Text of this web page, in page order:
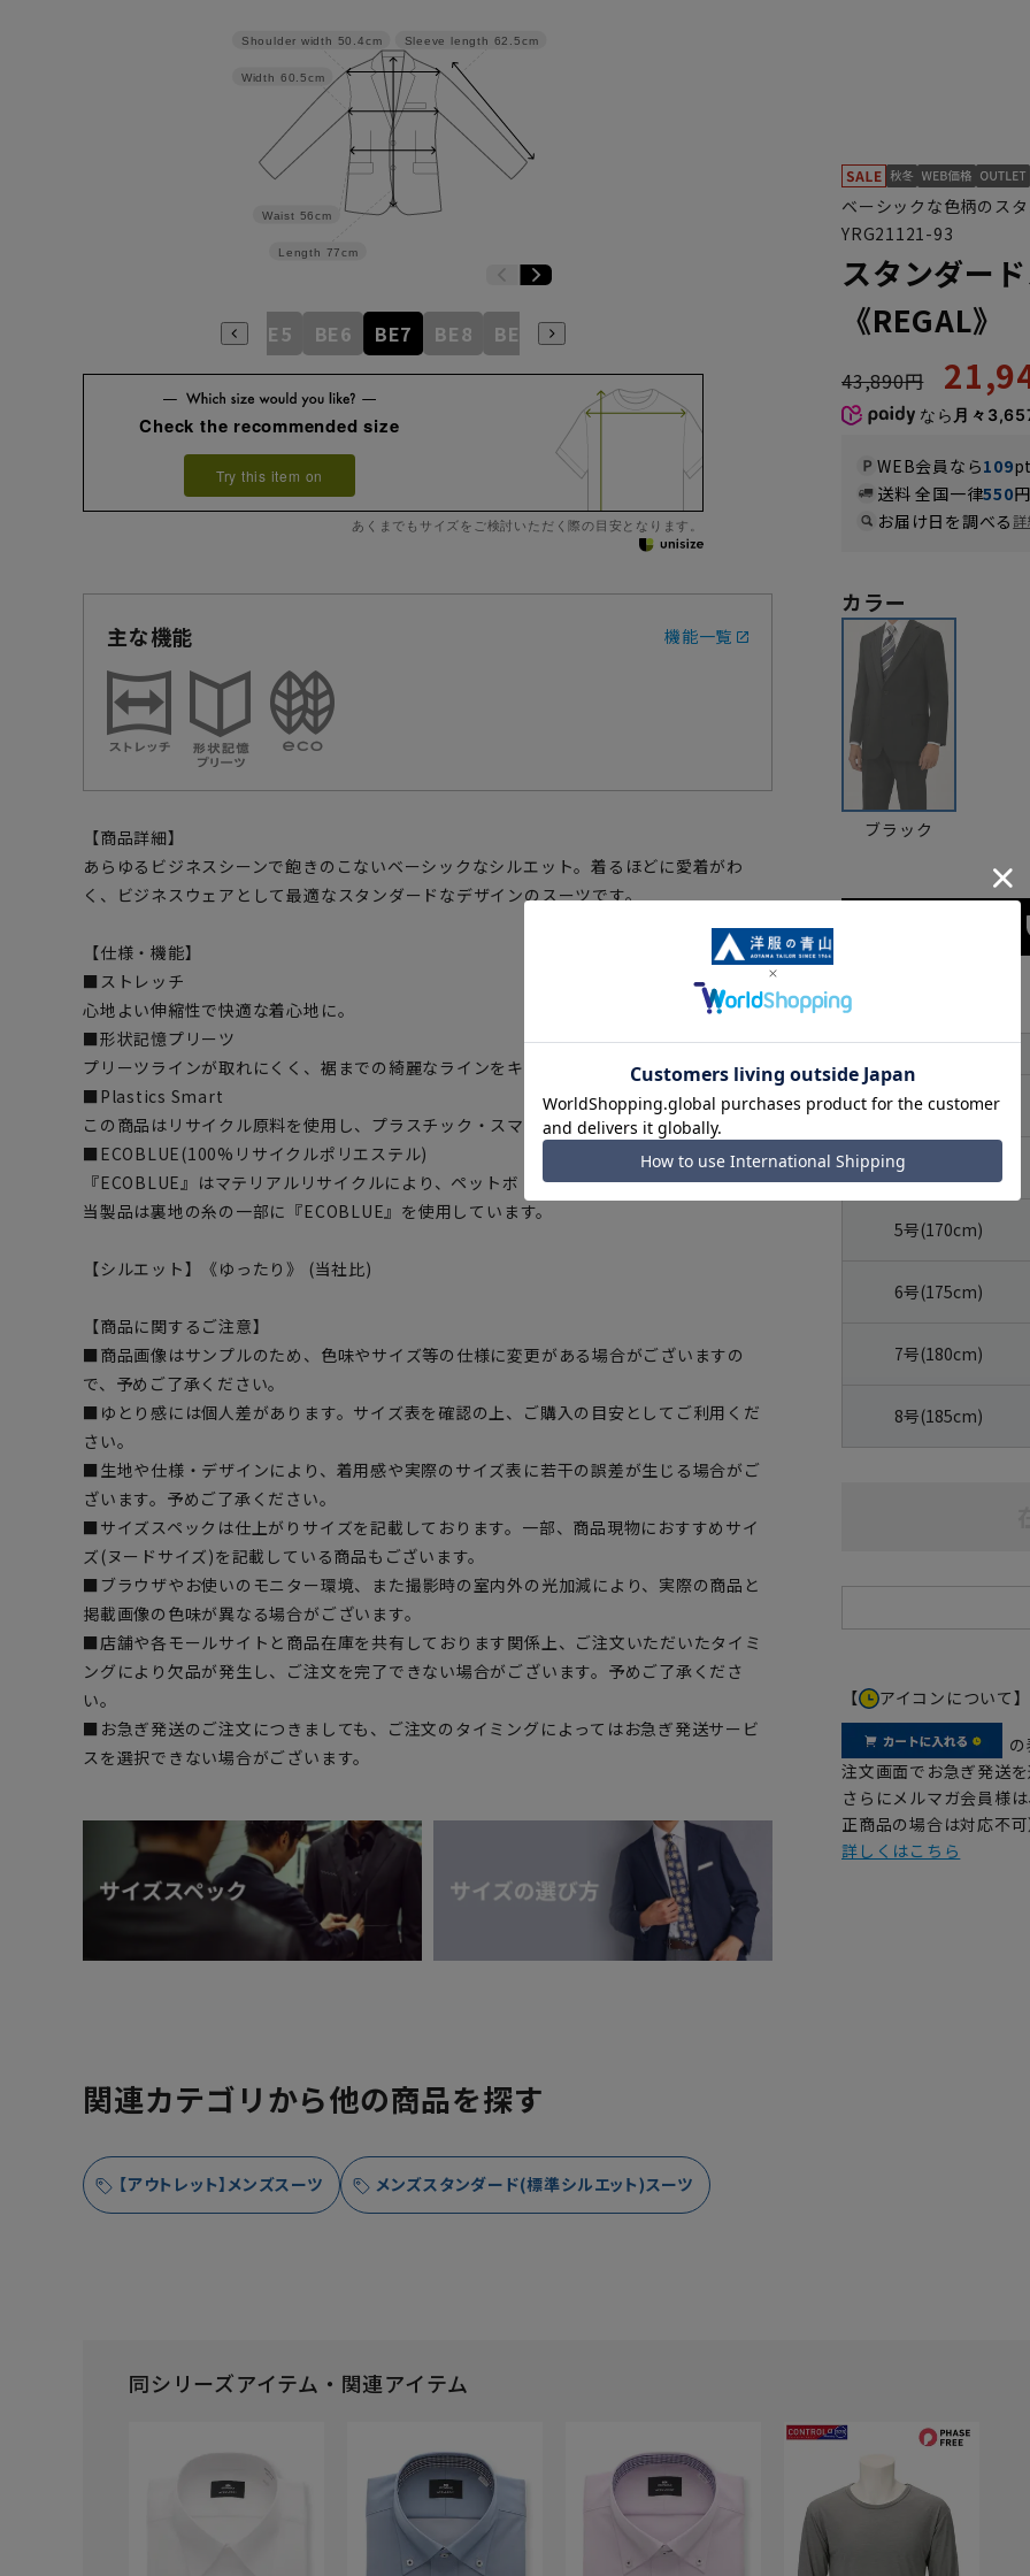
Sleeve length 62.5cm
Length 77cm
Waist 56cm
Width 60.5cm
Shoulder width 50.4cm
BE4 BE5 BE6 BE7 BE8 BE9 BE10 E8 E9 E10
Check the recommended size
Try this item on
あくまでもサイズをご検討いただく際の目安となります。
主な機能 機能一覧
【商品詳細】
あらゆるビジネスシーンで飽きのこないベーシックなシルエット。着るほどに愛着がわ
く、ビジネスウェアとして最適なスタンダードなデザインのスーツです。
【仕様・機能】
■ストレッチ
心地よい伸縮性で快適な着心地に。
■形状記憶プリーツ
プリーツラインが取れにくく、裾までの綺麗なラインをキープ
■Plastics Smart
この商品はリサイクル原料を使用し、プラスチック・スマートに賛同しています。
■ECOBLUE(100%リサイクルポリエステル)
『ECOBLUE』はマテリアルリサイクルにより、ペットボトルを繊維へと再生しています。
当製品は裏地の糸の一部に『ECOBLUE』を使用しています。
【シルエット】《ゆったり》 (当社比)
【商品に関するご注意】
■商品画像はサンプルのため、色味やサイズ等の仕様に変更がある場合がございますの
で、予めご了承ください。
■ゆとり感には個人差があります。サイズ表を確認の上、ご購入の目安としてご利用くだ
さい。
■生地や仕様・デザインにより、着用感や実際のサイズ表に若干の誤差が生じる場合がご
ざいます。予めご了承ください。
■サイズスペックは仕上がりサイズを記載しております。一部、商品現物におすすめサイ
ズ(ヌードサイズ)を記載している商品もございます。
■ブラウザやお使いのモニター環境、また撮影時の室内外の光加減により、実際の商品と
掲載画像の色味が異なる場合がございます。
■店舗や各モールサイトと商品在庫を共有しております関係上、ご注文いただいたタイミ
ングにより欠品が発生し、ご注文を完了できない場合がございます。予めご了承くださ
い。
■お急ぎ発送のご注文につきましても、ご注文のタイミングによってはお急ぎ発送サービ
スを選択できない場合がございます。
ベーシックな色柄のス
YRG21121-93
スタンダー
《REGAL》
43,890円
なら 月々
WEB会員なら109
送料 全国一律550
お届け日を調べる詳
カラー
ブラック
サイズ
体型
3号(160cm)
4号(165cm)
5号(170cm)
6号(175cm)
7号(180cm)
8号(185cm)
【 アイコンについて】
の
注文画面でお急ぎ発送を
さらにメルマガ会員様
正商品の場合は対応不可
詳しくはこちら
関連カテゴリから他の商品を探す
【アウトレット】メンズスーツ メンズスタンダード(標準シルエット)スーツ
同シリーズアイテム・関連アイテム